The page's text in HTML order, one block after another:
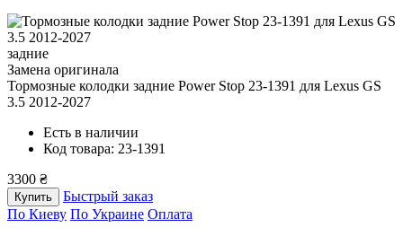
задние
Замена оригинала
Тормозные колодки задние Power Stop 23-1391 для Lexus GS
3.5 2012-2027
Есть в наличии
Код товара: 23-1391
3300 ₴
Купить
Быстрый заказ
По Киеву По Украине Оплата